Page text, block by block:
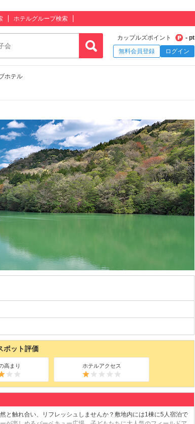
ホテルグループ検索
カップルズポイント
- pt
無料会員登録
ログイン
ホテル
ポット評価
高まり ホテルアクセス
と触れ合い、リフレッシュしませんか？敷地内には1棟に5人宿泊で